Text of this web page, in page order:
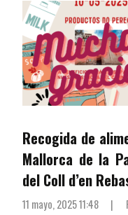
Recogida de
Mallorca de la
del Coll d’en
11 mayo, 2025 11:48 |